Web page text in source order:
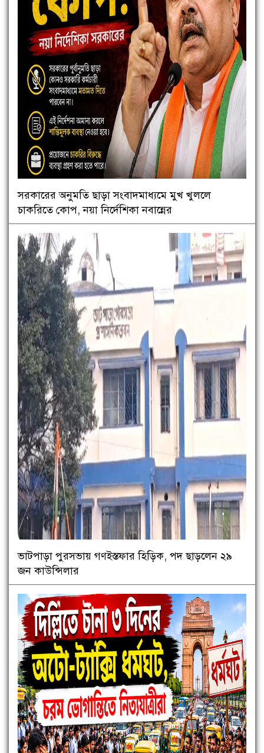
সরকারের অনুমতি ছাড়া সংবাদমাধ্যমে মুখ খুললে
চাকরিতে কোপ, নয়া নির্দেশিকা নবান্নের
ভাটপাড়া পুরসভায় গণইস্তফার হিড়িক, পদ ছাড়লেন ২৯
জন কাউন্সিলার